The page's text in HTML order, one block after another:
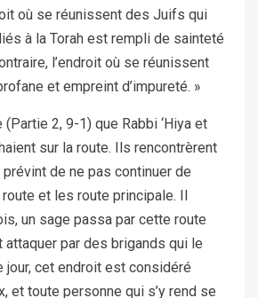
où se réunissent des Juifs qui
à la Torah est rempli de sainteté
l’endroit où se réunissent
et empreint d’impureté. »
(Partie 2, 9-1) que Rabbi ‘Hiya et
sur la route. Ils rencontrèrent
de ne pas continuer de
et les route principale. Il
un sage passa par cette route
par des brigands qui le
jour, cet endroit est considéré
et toute personne qui s’y rend se